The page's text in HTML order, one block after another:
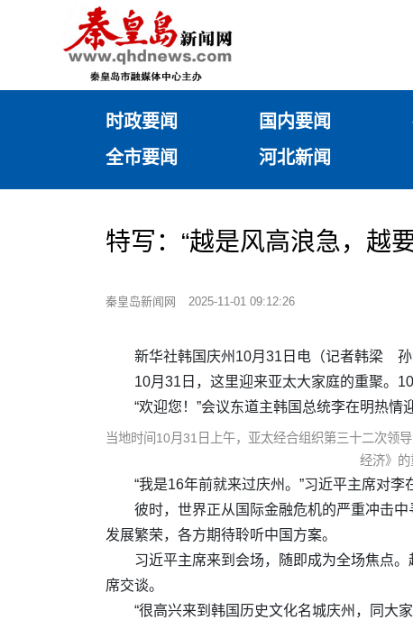
时政要闻 国内要闻
全市要闻
河北新闻
特写：“越是风高浪急，越
秦皇岛新闻网 2025-11-01 09:12:26
新华社韩国庆州10月31日电（记者韩梁 孙
10月31日，这里迎来亚太大家庭的重聚。
“欢迎您！”会议东道主韩国总统李在明热
当地时间10月31日上午，亚太经合组织第三十二次领
经济》
“我是16年前就来过庆州。”习近平主席对
彼时，世界正从国际金融危机的严重冲击
发展繁荣，各方期待聆听中国方案。
习近平主席来到会场，随即成为全场焦点
席交谈。
“很高兴来到韩国历史文化名城庆州，同大